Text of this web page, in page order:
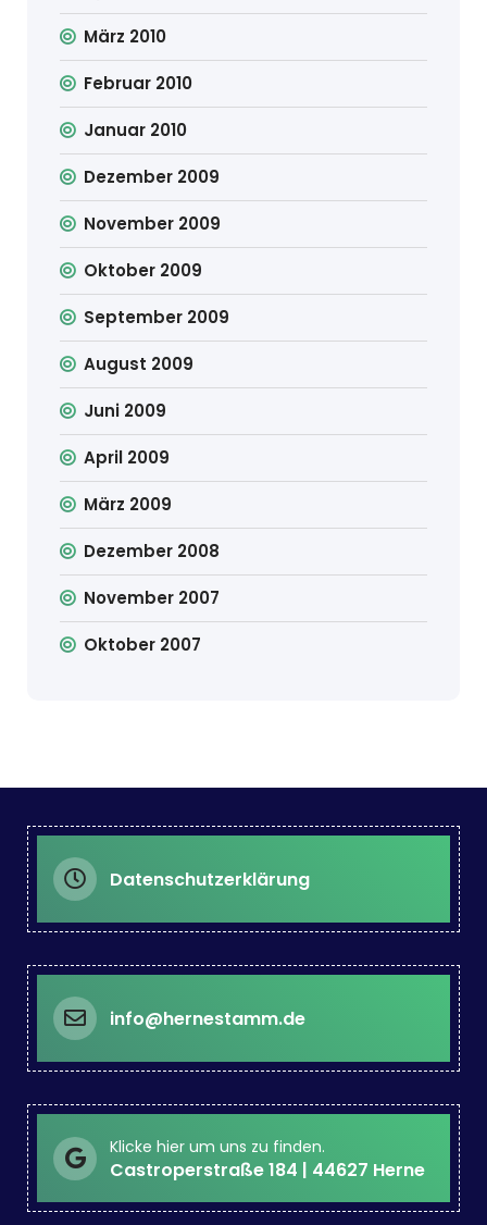
März 2010
Februar 2010
Januar 2010
Dezember 2009
November 2009
Oktober 2009
September 2009
August 2009
Juni 2009
April 2009
März 2009
Dezember 2008
November 2007
Oktober 2007
Datenschutzerklärung
info@hernestamm.de
Klicke hier um uns zu finden.
Castroperstraße 184 | 44627 Herne